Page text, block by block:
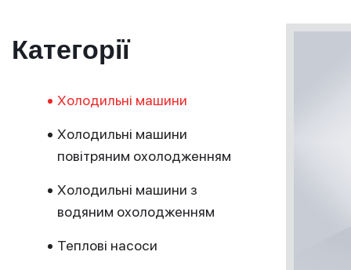
Категорії
Холодильні машини
Холодильні машини
повітряним охолодженням
Холодильні машини з
водяним охолодженням
Теплові насоси